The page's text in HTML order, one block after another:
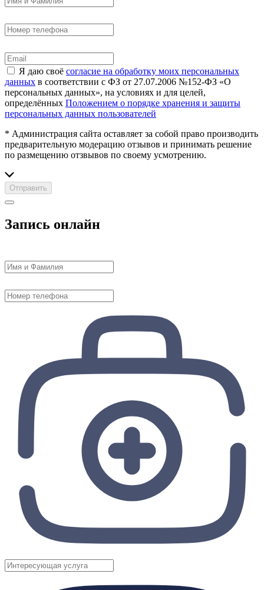
Я даю своё согласие на обработку моих персональных
данных в соответствии с ФЗ от 27.07.2006 №152-ФЗ «О
персональных данных», на условиях и для целей,
определённых Положением о порядке хранения и защиты
персональных данных пользователей
* Администрация сайта оставляет за собой право производить
предварительную модерацию отзывов и принимать решение
по размещению отзвывов по своему усмотрению.
Отправить
Запись онлайн